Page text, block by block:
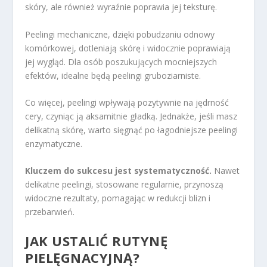
skóry, ale również wyraźnie poprawia jej teksturę.
Peelingi mechaniczne, dzięki pobudzaniu odnowy
komórkowej, dotleniają skórę i widocznie poprawiają
jej wygląd. Dla osób poszukujących mocniejszych
efektów, idealne będą peelingi gruboziarniste.
Co więcej, peelingi wpływają pozytywnie na jędrność
cery, czyniąc ją aksamitnie gładką. Jednakże, jeśli masz
delikatną skórę, warto sięgnąć po łagodniejsze peelingi
enzymatyczne.
Kluczem do sukcesu jest systematyczność. Nawet
delikatne peelingi, stosowane regularnie, przynoszą
widoczne rezultaty, pomagając w redukcji blizn i
przebarwień.
JAK USTALIĆ RUTYNĘ
PIELĘGNACYJNĄ?